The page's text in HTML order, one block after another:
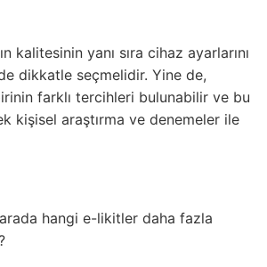
kalitesinin yanı sıra cihaz ayarlarını
dikkatle seçmelidir. Yine de,
farklı tercihleri bulunabilir ve bu
kişisel araştırma ve denemeler ile
hangi e-likitler daha fazla